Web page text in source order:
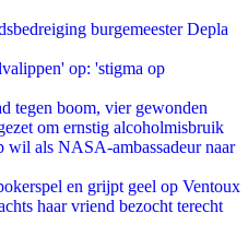
burgemeester Depla
op: 'stigma op
tegen boom, vier gewonden
om ernstig alcoholmisbruik
wil als NASA-ambassadeur naar
en grijpt geel op Ventoux
haar vriend bezocht terecht